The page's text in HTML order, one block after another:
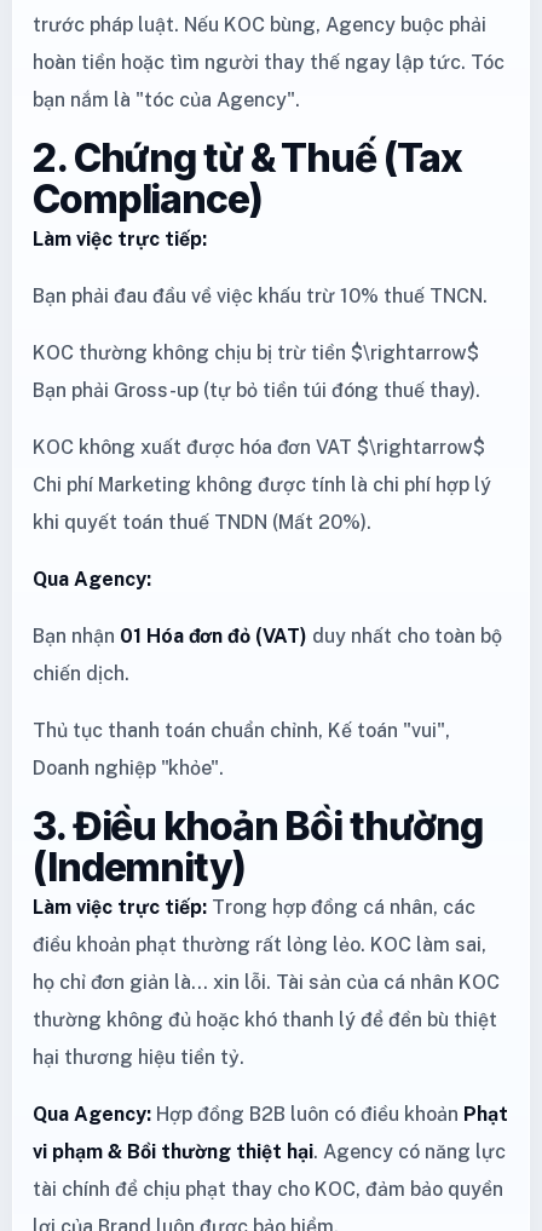
trước pháp luật. Nếu KOC bùng, Agency buộc phải
hoàn tiền hoặc tìm người thay thế ngay lập tức. Tóc
bạn nắm là "tóc của Agency".
2. Chứng từ & Thuế (Tax
Compliance)
Làm việc trực tiếp:
Bạn phải đau đầu về việc khấu trừ 10% thuế TNCN.
KOC thường không chịu bị trừ tiền $\rightarrow$
Bạn phải Gross-up (tự bỏ tiền túi đóng thuế thay).
KOC không xuất được hóa đơn VAT $\rightarrow$
Chi phí Marketing không được tính là chi phí hợp lý
khi quyết toán thuế TNDN (Mất 20%).
Qua Agency:
Bạn nhận 01 Hóa đơn đỏ (VAT) duy nhất cho toàn bộ
chiến dịch.
Thủ tục thanh toán chuẩn chỉnh, Kế toán "vui",
Doanh nghiệp "khỏe".
3. Điều khoản Bồi thường
(Indemnity)
Làm việc trực tiếp: Trong hợp đồng cá nhân, các
điều khoản phạt thường rất lỏng lẻo. KOC làm sai,
họ chỉ đơn giản là... xin lỗi. Tài sản của cá nhân KOC
thường không đủ hoặc khó thanh lý để đền bù thiệt
hại thương hiệu tiền tỷ.
Qua Agency: Hợp đồng B2B luôn có điều khoản Phạt
vi phạm & Bồi thường thiệt hại. Agency có năng lực
tài chính để chịu phạt thay cho KOC, đảm bảo quyền
lợi của Brand luôn được bảo hiểm.